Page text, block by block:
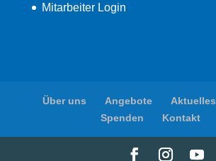
Mitarbeiter Login
Über uns Angebote Aktuelles
Spenden
Kontakt